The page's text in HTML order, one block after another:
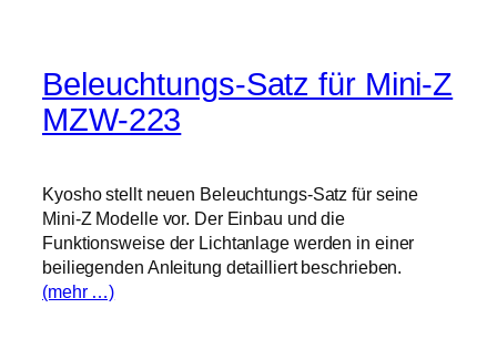
Beleuchtungs-Satz für Mini-Z
MZW-223
Kyosho stellt neuen Beleuchtungs-Satz für seine
Mini-Z Modelle vor. Der Einbau und die
Funktionsweise der Lichtanlage werden in einer
beiliegenden Anleitung detailliert beschrieben.
(mehr …)